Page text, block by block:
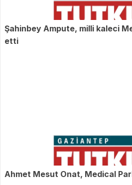
Şahinbey Ampute, milli kaleci
etti
Ahmet Mesut Onat, Medical